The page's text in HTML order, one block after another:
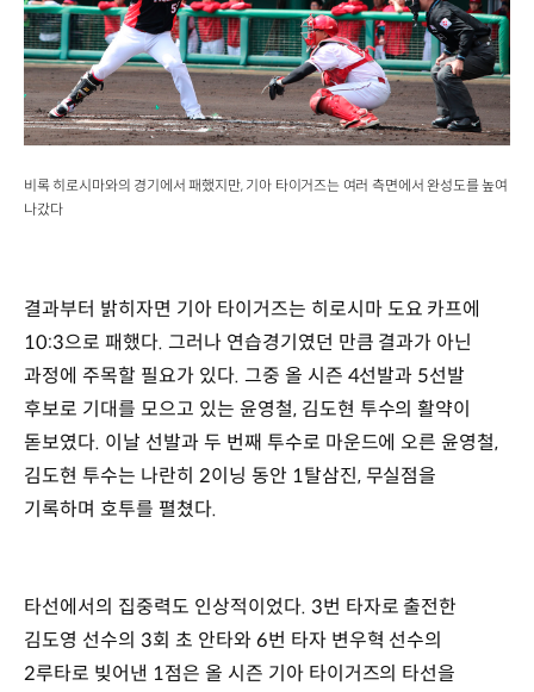
비록 히로시마와의 경기에서 패했지만, 기아 타이거즈는 여러 측면에서 완성도를 높여
나갔다
결과부터 밝히자면 기아 타이거즈는 히로시마 도요 카프에
10:3으로 패했다. 그러나 연습경기였던 만큼 결과가 아닌
과정에 주목할 필요가 있다. 그중 올 시즌 4선발과 5선발
후보로 기대를 모으고 있는 윤영철, 김도현 투수의 활약이
돋보였다. 이날 선발과 두 번째 투수로 마운드에 오른 윤영철,
김도현 투수는 나란히 2이닝 동안 1탈삼진, 무실점을
기록하며 호투를 펼쳤다.
타선에서의 집중력도 인상적이었다. 3번 타자로 출전한
김도영 선수의 3회 초 안타와 6번 타자 변우혁 선수의
2루타로 빚어낸 1점은 올 시즌 기아 타이거즈의 타선을